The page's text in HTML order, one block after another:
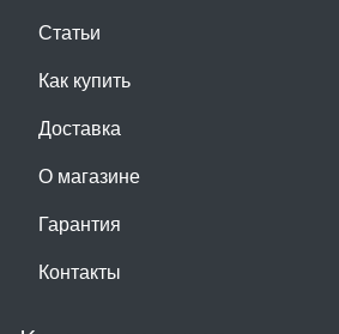
Статьи
Как купить
Доставка
О магазине
Гарантия
Контакты